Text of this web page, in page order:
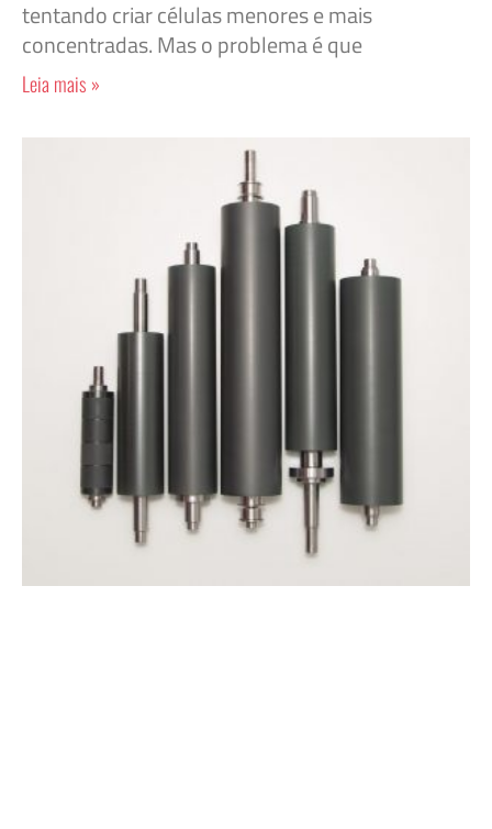
tentando criar células menores e mais
concentradas. Mas o problema é que
Leia mais »